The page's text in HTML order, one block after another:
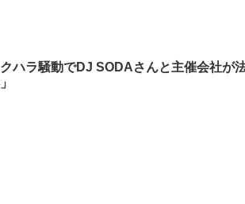
ハラ騒動でDJ SODAさんと主催会社が